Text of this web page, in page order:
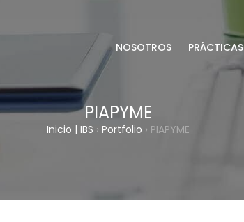
NOSOTROS PRÁCTICAS
PIAPYME
Inicio | IBS › Portfolio › PIAPYME